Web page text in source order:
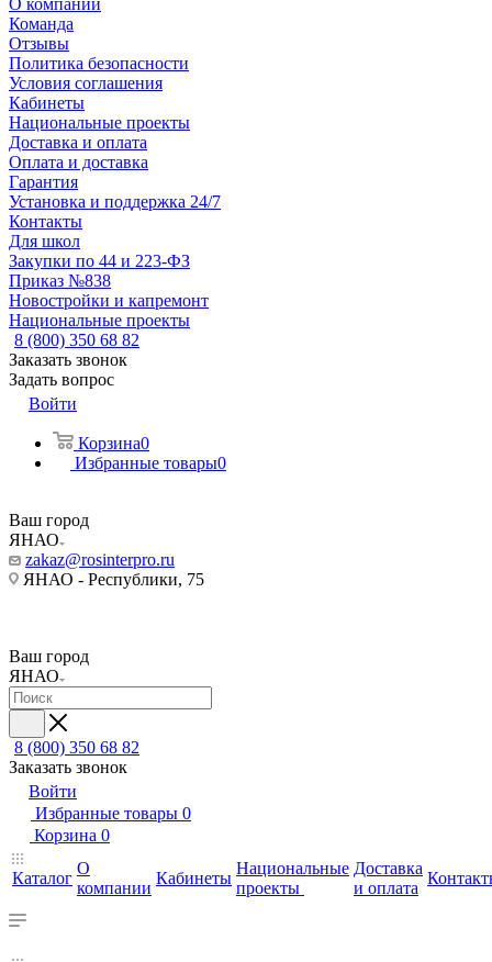
О компании
Команда
Отзывы
Политика безопасности
Условия соглашения
Кабинеты
Национальные проекты
Доставка и оплата
Оплата и доставка
Гарантия
Установка и поддержка 24/7
Контакты
Для школ
Закупки по 44 и 223-ФЗ
Приказ №838
Новостройки и капремонт
Национальные проекты
8 (800) 350 68 82
Заказать звонок
Задать вопрос
Войти
Корзина0
Избранные товары0
Ваш город
ЯНАО
zakaz@rosinterpro.ru
ЯНАО - Республики, 75
Ваш город
ЯНАО
8 (800) 350 68 82
Заказать звонок
Войти
Избранные товары 0
Корзина 0
Каталог
О
компании
Кабинеты
Национальные
проекты
Доставка
и оплата